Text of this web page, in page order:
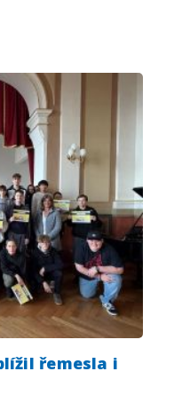
řemesla i